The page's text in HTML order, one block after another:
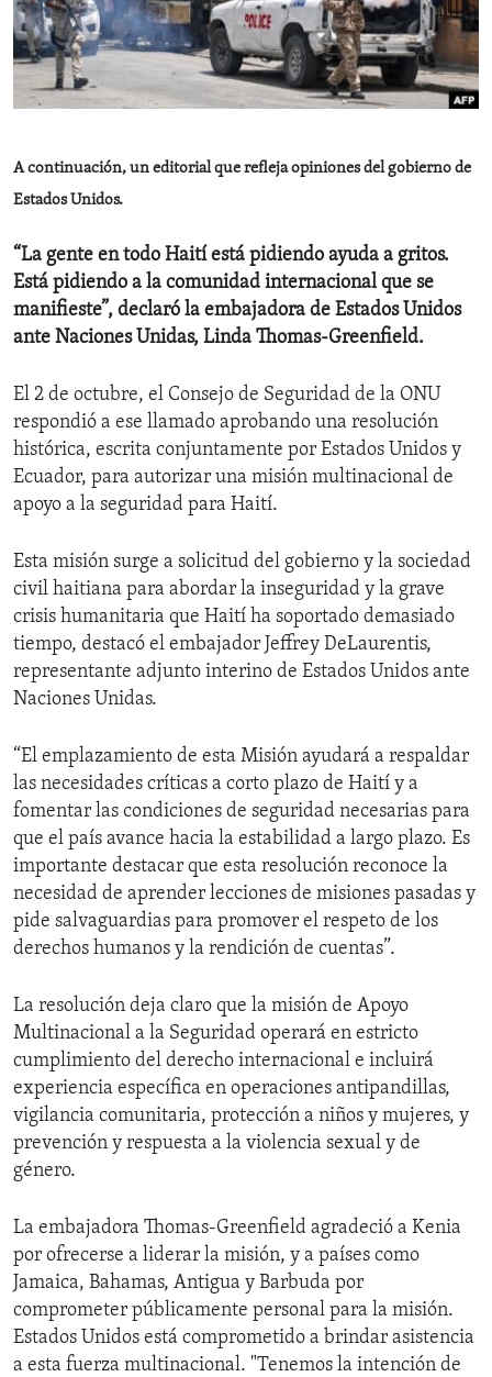
ENVIRONMENT AND HEALTH
IDEALS AND INSTITUTIONS
A continuación, un editorial que refleja opiniones del gobierno de
Estados Unidos.
“La gente en todo Haití está pidiendo ayuda a gritos.
Está pidiendo a la comunidad internacional que se
manifieste”, declaró la embajadora de Estados Unidos
ante Naciones Unidas, Linda Thomas-Greenfield.
El 2 de octubre, el Consejo de Seguridad de la ONU
respondió a ese llamado aprobando una resolución
histórica, escrita conjuntamente por Estados Unidos y
Ecuador, para autorizar una misión multinacional de
apoyo a la seguridad para Haití.
Esta misión surge a solicitud del gobierno y la sociedad
civil haitiana para abordar la inseguridad y la grave
crisis humanitaria que Haití ha soportado demasiado
tiempo, destacó el embajador Jeffrey DeLaurentis,
representante adjunto interino de Estados Unidos ante
Naciones Unidas.
“El emplazamiento de esta Misión ayudará a respaldar
las necesidades críticas a corto plazo de Haití y a
fomentar las condiciones de seguridad necesarias para
que el país avance hacia la estabilidad a largo plazo. Es
importante destacar que esta resolución reconoce la
necesidad de aprender lecciones de misiones pasadas y
pide salvaguardias para promover el respeto de los
derechos humanos y la rendición de cuentas”.
La resolución deja claro que la misión de Apoyo
Multinacional a la Seguridad operará en estricto
cumplimiento del derecho internacional e incluirá
experiencia específica en operaciones antipandillas,
vigilancia comunitaria, protección a niños y mujeres, y
prevención y respuesta a la violencia sexual y de
género.
La embajadora Thomas-Greenfield agradeció a Kenia
por ofrecerse a liderar la misión, y a países como
Jamaica, Bahamas, Antigua y Barbuda por
comprometer públicamente personal para la misión.
Estados Unidos está comprometido a brindar asistencia
a esta fuerza multinacional. "Tenemos la intención de